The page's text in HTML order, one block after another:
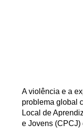
A violência e a
problema global
Local de
e Jovens (CPCJ)